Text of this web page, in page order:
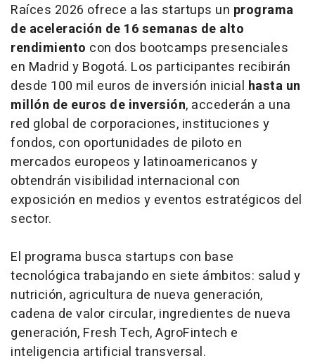
Raíces 2026 ofrece a las startups un programa
de aceleración de 16 semanas de alto
rendimiento con dos bootcamps presenciales
en Madrid y Bogotá. Los participantes recibirán
desde 100 mil euros de inversión inicial hasta un
millón de euros de inversión, accederán a una
red global de corporaciones, instituciones y
fondos, con oportunidades de piloto en
mercados europeos y latinoamericanos y
obtendrán visibilidad internacional con
exposición en medios y eventos estratégicos del
sector.
El programa busca startups con base
tecnológica trabajando en siete ámbitos: salud y
nutrición, agricultura de nueva generación,
cadena de valor circular, ingredientes de nueva
generación, Fresh Tech, AgroFintech e
inteligencia artificial transversal.